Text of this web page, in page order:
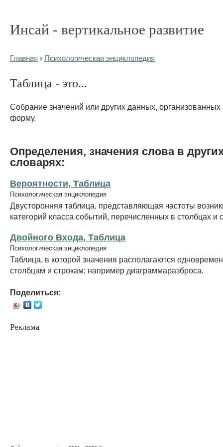
Инсай - вертикальное развитие
Главная › Психологическая энциклопедия
Таблица - это...
Собрание значений или других данных, организованных
форму.
Определения, значения слова в
словарях:
Вероятности, Таблица
Психологическая энциклопедия
Двусторонняя таблица, представляющая частоты
категорий класса событий, перечисленных в столбцах и
Двойного Входа, Таблица
Психологическая энциклопедия
Таблица, в которой значения располагаются
столбцам и строкам; например диаграммаразброса.
Поделиться:
Реклама